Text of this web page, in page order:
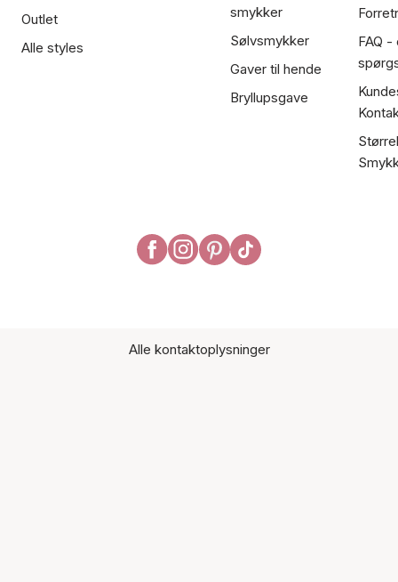
Outlet
Alle styles
smykker
Sølvsmykker
Gaver til hende
Bryllupsgave
FAQ
Alle kontaktoplysninger